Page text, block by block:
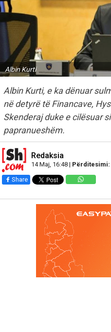
Albin Kurti
Albin Kurti, e ka dënuar
në detyrë të Financave,
Skenderaj duke e cilësuar
papranueshëm.
Redaksia
14 Maj, 16:48 | Përditesimi:
Share